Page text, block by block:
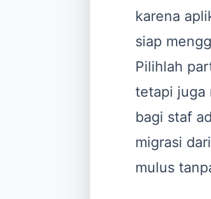
karena
siap
Pilihlah
tetapi juga
bagi staf
migrasi
mulus